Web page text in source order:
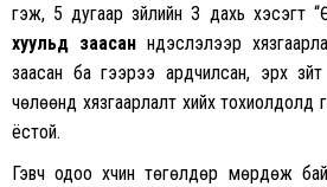
гэж, 5 дугаар зүйлийн 3 дахь хэсэгт
хуульд заасанүндэслэлээр
заасан ба үүгээрээ ардчилсан, эрх
чөлөөнд хязгаарлалт хийх тохиолдолд
ёстой.
Гэвч одоо хүчин төгөлдөр мөрдөж